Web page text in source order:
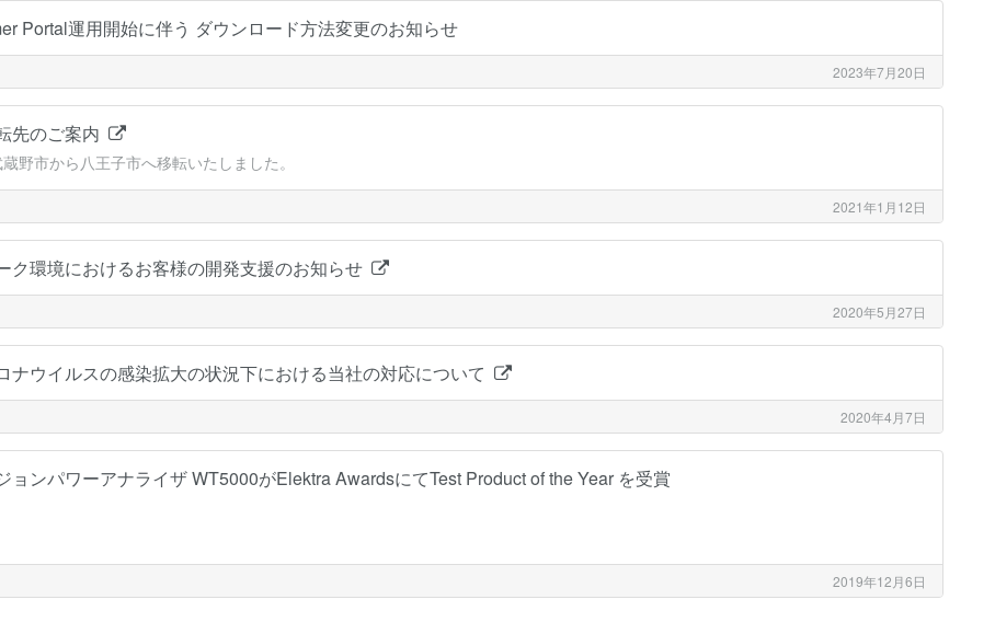
Portal運用開始に伴う ダウンロード方法変更のお知らせ
2023年7月20日
先のご案内
野市から八王子市へ移転いたしました。
2021年1月12日
ク環境におけるお客様の開発支援のお知らせ
2020年5月27日
ナウイルスの感染拡大の状況下における当社の対応について
2020年4月7日
ョンパワーアナライザ WT5000がElektra AwardsにてTest Product of the Year を受賞
2019年12月6日